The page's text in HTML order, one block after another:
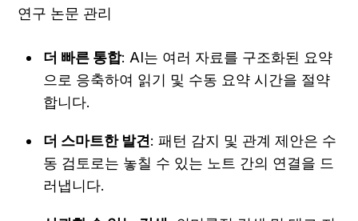
연구 논문 관리
더 빠른 통합: AI는 여러 자료를 구조화된 요약
으로 응축하여 읽기 및 수동 요약 시간을 절약
합니다.
더 스마트한 발견: 패턴 감지 및 관계 제안은 수
동 검토로는 놓칠 수 있는 노트 간의 연결을 드
러냅니다.